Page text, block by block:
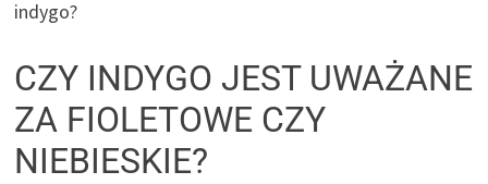
indygo?
CZY INDYGO JEST UWAŻANE
ZA FIOLETOWE CZY
NIEBIESKIE?